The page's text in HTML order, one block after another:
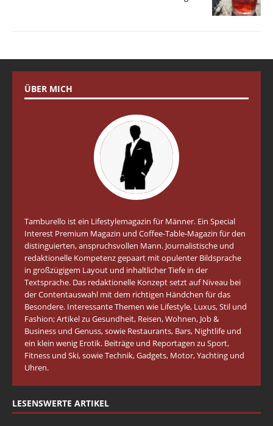
ÜBER MICH
Tamburello ist ein Lifestylemagazin für Männer. Ein Special
Interest Premium Magazin und Coffee-Table-Magazin für den
distinguierten, anspruchsvollen Mann. Journalistische und
redaktionelle Kompetenz gepaart mit opulenter Bildsprache
in großzügigem Layout und inhaltlicher Tiefe in der
Textsprache. Das redaktionelle Konzept setzt auf Niveau bei
der Contentauswahl mit dem richtigen Händchen für das
Besondere. Interessante Themen wie Lifestyle, Luxus, Stil und
Fashion; Artikel zu Gesundheit, Reisen, Wohnen, Job &
Business und Genuss, sowie Restaurants, Bars, Nightlife und
ein klein wenig Erotik. Beiträge und Reportagen zu Sport,
Fitness und Ski, sowie Technik, Gadgets, Motor, Yachting und
Uhren.
LESENSWERTE ARTIKEL